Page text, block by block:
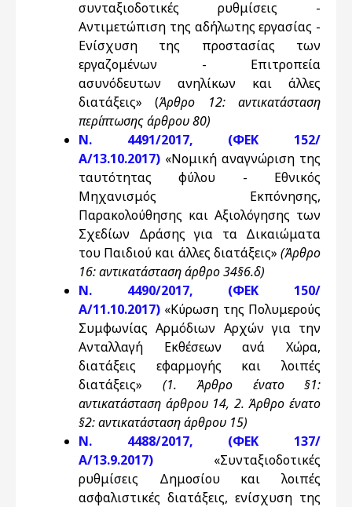
συνταξιοδοτικές ρυθμίσεις -
Αντιμετώπιση της αδήλωτης εργασίας -
Ενίσχυση της προστασίας των
εργαζομένων - Επιτροπεία
ασυνόδευτων ανηλίκων και άλλες
διατάξεις» (Άρθρο 12: αντικατάσταση
περίπτωσης άρθρου 80)
N. 4491/2017, (ΦΕΚ 152/
Α/13.10.2017) «Νομική αναγνώριση της
ταυτότητας φύλου - Εθνικός
Μηχανισμός Εκπόνησης,
Παρακολούθησης και Αξιολόγησης των
Σχεδίων Δράσης για τα Δικαιώματα
του Παιδιού και άλλες διατάξεις» (Άρθρο
16: αντικατάσταση άρθρο 34§6.δ)
N. 4490/2017, (ΦΕΚ 150/
Α/11.10.2017) «Κύρωση της Πολυμερούς
Συμφωνίας Αρμόδιων Αρχών για την
Ανταλλαγή Εκθέσεων ανά Χώρα,
διατάξεις εφαρμογής και λοιπές
διατάξεις» (1. Άρθρο ένατο §1:
αντικατάσταση άρθρου 14, 2. Άρθρο ένατο
§2: αντικατάσταση άρθρου 15)
N. 4488/2017, (ΦΕΚ 137/
Α/13.9.2017) «Συνταξιοδοτικές
ρυθμίσεις Δημοσίου και λοιπές
ασφαλιστικές διατάξεις, ενίσχυση της